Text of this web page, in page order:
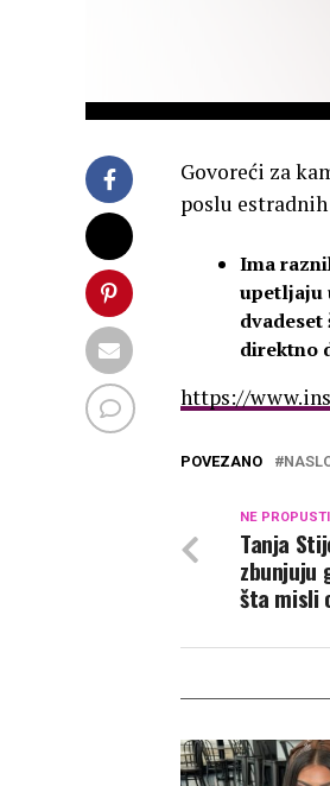
Govoreći za
poslu
Ima
upetljaju
direktno
https://
POVEZANO
NE
Tanja
zbunjuju
šta misli